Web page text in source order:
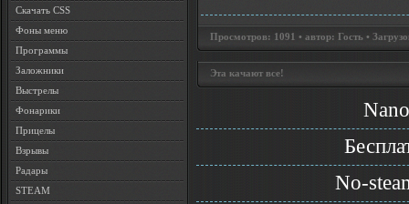
Скачать CSS
Фоны меню
Программы
Заложники
Выстрелы
Фонарики
Прицелы
Взрывы
Радары
STEAM
Просмотров: 1091 • автор: Гость •
Эта качают все!
No-